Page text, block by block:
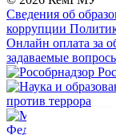
Сведения об
коррупции
Онлайн оплата за
задаваемые
против террора